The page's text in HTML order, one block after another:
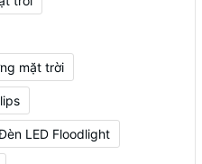
mặt trời
LED Floodlight